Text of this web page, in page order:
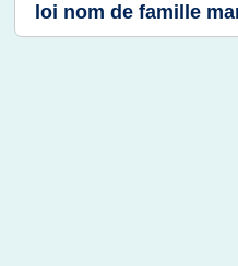
loi nom de famille